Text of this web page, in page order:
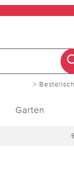
>
Garten